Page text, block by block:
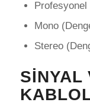
Profesyonel
Mono
Stereo
SINYAL